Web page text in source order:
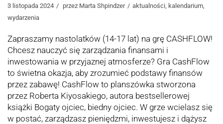
3 listopada 2024 przez Marta Shpindzer aktualności kalendarium
wydarzenia
Zapraszamy nastolatków (14-17 lat) na grę CASHFLOW!
Chcesz nauczyć się zarządzania finansami i
inwestowania w przyjaznej atmosferze? Gra CashFlow
to świetna okazja, aby zrozumieć podstawy finansów
przez zabawę! CashFlow to planszówka stworzona
przez Roberta Kiyosakiego, autora bestsellerowej
książki Bogaty ojciec, biedny ojciec. W grze wcielasz się
w postać, zarządzasz pieniędzmi, inwestujesz i dążysz